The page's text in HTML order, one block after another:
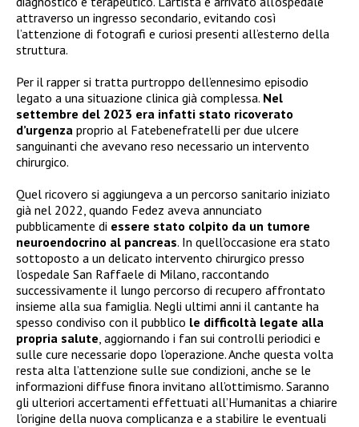
attraverso un ingresso secondario, evitando così
l’attenzione di fotografi e curiosi presenti all’esterno della
struttura.
Per il rapper si tratta purtroppo dell’ennesimo episodio
legato a una situazione clinica già complessa. Nel
settembre del 2023 era infatti stato ricoverato
d’urgenza proprio al Fatebenefratelli per due ulcere
sanguinanti che avevano reso necessario un intervento
chirurgico.
Quel ricovero si aggiungeva a un percorso sanitario iniziato
già nel 2022, quando Fedez aveva annunciato
pubblicamente di essere stato colpito da un tumore
neuroendocrino al pancreas. In quell’occasione era stato
sottoposto a un delicato intervento chirurgico presso
l’ospedale San Raffaele di Milano, raccontando
successivamente il lungo percorso di recupero affrontato
insieme alla sua famiglia. Negli ultimi anni il cantante ha
spesso condiviso con il pubblico le difficoltà legate alla
propria salute , aggiornando i fan sui controlli periodici e
sulle cure necessarie dopo l’operazione. Anche questa volta
resta alta l’attenzione sulle sue condizioni, anche se le
informazioni diffuse finora invitano all’ottimismo. Saranno
gli ulteriori accertamenti effettuati all’Humanitas a chiarire
l’origine della nuova complicanza e a stabilire le eventuali